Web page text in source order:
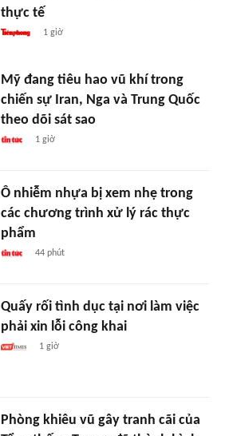
thực tế
1 giờ
Mỹ đang tiêu hao vũ khí trong
chiến sự Iran, Nga và Trung Quốc
theo dõi sát sao
1 giờ
Ô nhiễm nhựa bị xem nhẹ trong
các chương trình xử lý rác thực
phẩm
44 phút
Quấy rối tình dục tại nơi làm việc
phải xin lỗi công khai
1 giờ
Phòng khiêu vũ gây tranh cãi của